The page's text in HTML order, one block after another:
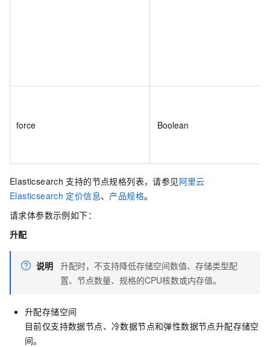
force Boolean
Elasticsearch 支持的节点规格列表，请参见阿里云
Elasticsearch 定价信息、 产品规格。
请求体参数示例如下：
升配
说明 升配时，不支持降低存储空间数值、存储类型配
置、节点数量、规格的CPU核数或内存值。
升配存储空间
目前仅支持数据节点、冷数据节点和弹性数据节点升配存储空
间。